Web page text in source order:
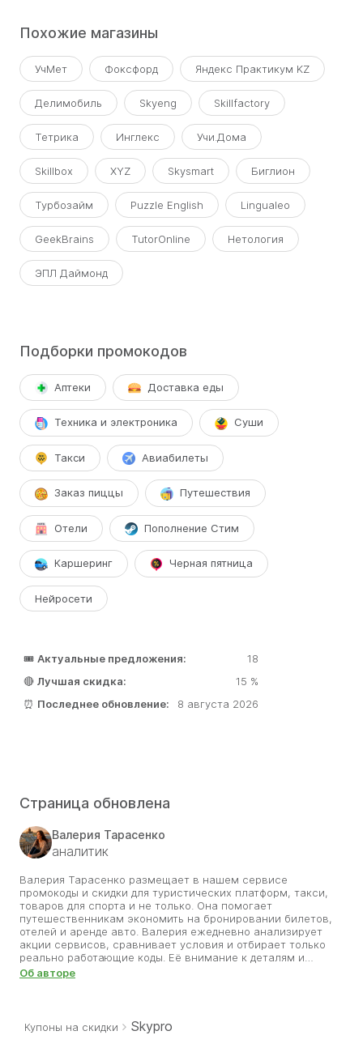
Похожие магазины
УчМет Фоксфорд Яндекс Практикум KZ
Делимобиль Skyeng Skillfactory
Тетрика Инглекс Учи.Дома
Skillbox XYZ Skysmart Биглион
Турбозайм Puzzle English Lingualeo
GeekBrains TutorOnline Нетология
ЭПЛ Даймонд
Подборки промокодов
Аптеки Доставка еды
Техника и электроника Суши
Такси Авиабилеты
Заказ пиццы Путешествия
Отели Пополнение Стим
Каршеринг Черная пятница
Нейросети
🎟️ Актуальные предложения:
18
🔴 Лучшая скидка:
15 %
⏰ Последнее обновление: 8 августа 2026
Страница обновлена
Валерия Тарасенко
аналитик
Валерия Тарасенко размещает в нашем сервисе
промокоды и скидки для туристических платформ, такси,
товаров для спорта и не только. Она помогает
путешественникам экономить на бронировании билетов,
отелей и аренде авто. Валерия ежедневно анализирует
акции сервисов, сравнивает условия и отбирает только
реально работающие коды. Её внимание к деталям и
любовь к путешествиям позволяют находить самые
скидки. Валерия уверена, что с правильным промокодом
мечта о путешествии становится ближе.
Об авторе
Купоны на скидки Skypro